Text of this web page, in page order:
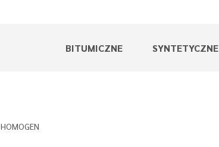
BITUMICZNE SYNTETYCZNE
HOMOGEN